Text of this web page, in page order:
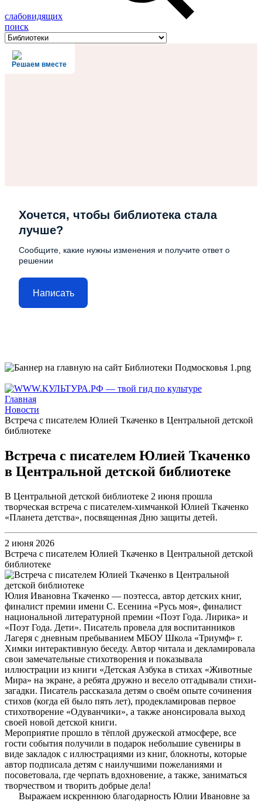
слабовидящих
поиск
Решаем вместе
Хочется, чтобы библиотека стала
лучше?
Сообщите, какие нужны изменения и получите ответ о
решении
Написать
Главная
Новости
Встреча с писателем Юлией Ткаченко в Центральной детской
библиотеке
Встреча с писателем Юлией Ткаченко
в Центральной детской библиотеке
В Центральной детской библиотеке 2 июня прошла
творческая встреча с писателем-химчанкой Юлией Ткаченко
«Планета детства», посвященная Дню защиты детей.
2 июня 2026
Встреча с писателем Юлией Ткаченко в Центральной детской
библиотеке
Юлия Ивановна Ткаченко — поэтесса, автор детских книг,
финалист премии имени С. Есенина «Русь моя», финалист
национальной литературной премии «Поэт Года. Лирика» и
«Поэт Года. Дети». Писатель провела для воспитанников
Лагеря с дневным пребыванием МБОУ Школа «Триумф» г.
Химки интерактивную беседу. Автор читала и декламировала
свои замечательные стихотворения и показывала
иллюстрации из книги «Детская Азбука в стихах «Животные
Мира» на экране, а ребята дружно и весело отгадывали стихи-
загадки. Писатель рассказала детям о своём опыте сочинения
стихов (когда ей было пять лет), продекламировав первое
стихотворение «Одуванчики», а также анонсировала выход
своей новой детской книги.
Мероприятие прошло в тёплой дружеской атмосфере, все
гости события получили в подарок небольшие сувениры в
виде закладок с иллюстрациями из книг, блокноты, которые
автор подписала детям с наилучшими пожеланиями и
посоветовала, где черпать вдохновение, а также, заниматься
творчеством и творить добрые дела!
Выражаем искреннюю благодарность Юлии Ивановне за